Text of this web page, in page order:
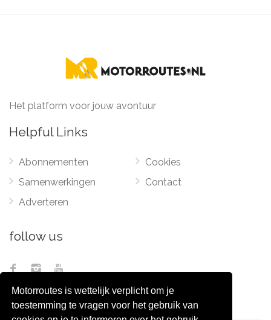
Motorroutes is wettelijk verplicht om je
toestemming te vragen voor het gebruik van
Het platform voor jouw avontuur
Helpful Links
Abonnementen
Samenwerkingen
Adverteren
Cookies
Contact
follow us